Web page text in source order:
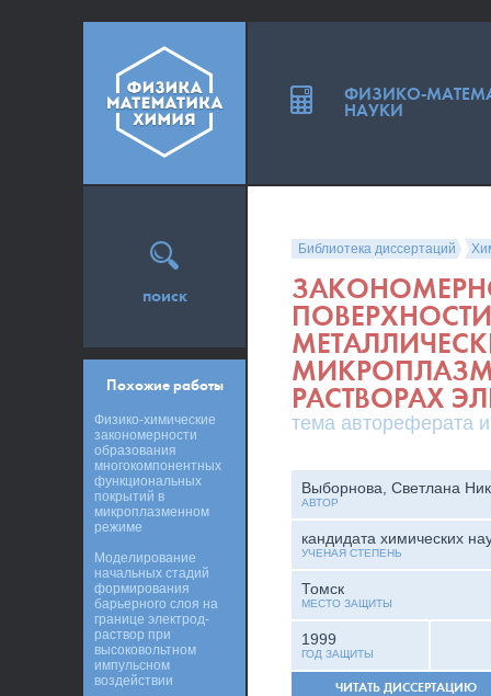
Библиотека диссертаций
РАСТВОРАХ
тема автореферата
Выборнова, Светлана
АВТОР
кандидата химических
УЧЕНАЯ СТЕПЕНЬ
Томск
МЕСТО ЗАЩИТЫ
1999
ГОД ЗАЩИТЫ
ЧИТАТЬ ДИССЕРТАЦИЮ
поиск
Похожие работы
Физико-химические
закономерности
образования
многокомпонентных
функциональных
покрытий в
микроплазменном
режиме
Моделирование
начальных стадий
формирования
барьерного слоя на
границе электрод-
раствор при
высоковольтном
импульсном
воздействии
ФИЗИКО-
НАУКИ